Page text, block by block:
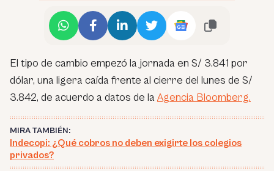
El tipo de cambio empezó la jornada en S/ 3.841 por
dólar, una ligera caída frente al cierre del lunes de S/
3.842, de acuerdo a datos de la Agencia Bloomberg.
MIRA TAMBIÉN:
Indecopi: ¿Qué cobros no deben exigirte los colegios
privados?